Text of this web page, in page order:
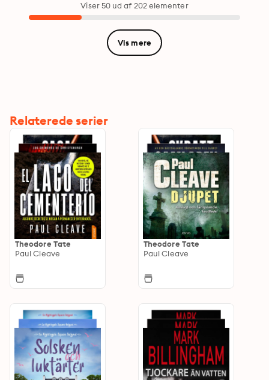
Viser 50 ud af 202 elementer
Vis mere
Relaterede serier
Theodore Tate
Paul Cleave
Theodore Tate
Paul Cleave